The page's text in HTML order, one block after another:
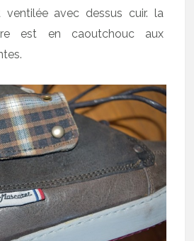
avec dessus cuir. la
est en caoutchouc aux